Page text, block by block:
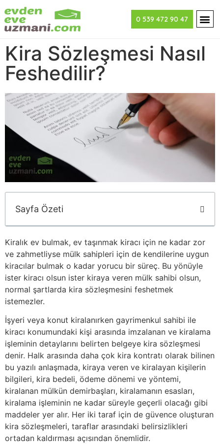
0 539 472 90 47
Kira Sözleşmesi Nasıl
Feshedilir?
Sayfa Özeti
Kiralık ev bulmak, ev taşınmak kiracı için ne kadar zor
ve zahmetliyse mülk sahipleri için de kendilerine uygun
kiracılar bulmak o kadar yorucu bir süreç. Bu yönüyle
ister kiracı olsun ister kiraya veren mülk sahibi olsun,
normal şartlarda kira sözleşmesini feshetmek
istemezler.
İşyeri veya konut kiralanırken gayrimenkul sahibi ile
kiracı konumundaki kişi arasında imzalanan ve kiralama
işleminin detaylarını belirten belgeye kira sözleşmesi
denir. Halk arasında daha çok kira kontratı olarak bilinen
bu yazılı anlaşmada, kiraya veren ve kiralayan kişilerin
bilgileri, kira bedeli, ödeme dönemi ve yöntemi,
kiralanan mülkün demirbaşları, kiralamanın esasları,
kiralama işleminin ne kadar süreyle geçerli olacağı gibi
maddeler yer alır. Her iki taraf için de güvence oluşturan
kira sözleşmeleri, taraflar arasındaki belirsizlikleri
ortadan kaldırması açısından önemlidir.